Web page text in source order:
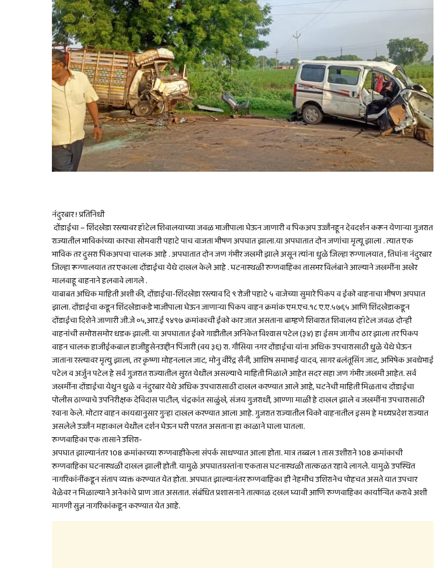
नंदुरबार ! प्रतिनिधी
दोंडाईचा – शिंदखेडा रस्त्यावर हॉटेल शिवालयाच्या जवळ भाजीपाला घेऊन जाणारी व पिकअप उज्जैनहून देवदर्शन करून येणाऱ्या गुजरात
राज्यातील भाविकांच्या कारचा सोमवारी पहाटे पाच वाजता भीषण अपघात झाला.या अपघातात दोन जणांचा मृत्यू झाला . त्यात एक
भाविक तर दुसरा पिकअपचा चालक आहे . अपघातात दोन जण गंभीर जखमी झाले असून त्यांना धुळे जिल्हा रुग्णालयात , तिघांना नंदुरबार
जिल्हा रूग्णालयात तर एकाला दोंडाईचा येथे दाखल केले आहे . घटनास्थळी रुग्णवाहिका तासभर विलंबाने आल्याने जखमींना अखेर
मालवाहू वाहनाने हलवावे लागले .
याबाबत अधिक माहिती अशी की, दोंडाईचा-शिंदखेडा रस्त्याव दि ९ रोजी पहाटे ५ वाजेच्या सुमारे पिकप व ईको वाहनाचा भीषण अपघात
झाला. दोंडाईचा कडून शिंदखेडाकडे भाजीपाला घेऊन जाणाऱ्या पिकप वाहन क्रमांक एम.एच.१८ ए.ए.५७६५ आणि शिंदखेडाकडून
दोंडाईचा दिशेने जाणारी जी.जे ०५,आर.ई ९४९७ क्रमांकाची ईको कार जात असताना बाम्हणे शिवारात शिवालय हॉटेल जवळ दोन्ही
वाहनांची समोरासमोर धडक झाली. या अपघातात ईको गाडीतील अनिकेत विश्वास पटेल (३४) हा ईसम जागीच ठार झाला तर पिकप
वाहन चालक हाजीईकबाल हाजीहुसेनउद्दीन पिंजारी (वय ३६) रा. गौसिया नगर दोंडाईचा यांना अधिक उपचारासाठी धुळे येथे घेऊन
जाताना रस्त्यावर मृत्यु झाला, तर कृष्णा मोहनलाल जाट, मोनु वीरेंद्र सैनी, आशिष समाभाई यादव, सागर बलंतूसिंग जाट, अभिषेक अवधेभाई
पटेल व अर्जुन पटेल हे सर्व गुजरात राज्यातील सुरत येथील असल्याचे माहिती मिळाले आहेत सदर सहा जण गंभीर जखमी आहेत. सर्व
जखमींना दोंडाईचा येथुन धुळे व नंदुरबार येथे अधिक उपचारासाठी दाखल करण्यात आले आहे, घटनेची माहिती मिळताच दोंडाईचा
पोलीस ठाण्याचे उपनिरीक्षक देविदास पाटील, चंद्रकांत साळुंखे, संजय गुजराथी, आण्णा माळी हे दाखल झाले व जखमींना उपचारासाठी
रवाना केले. मोटार वाहन कायद्यानुसार गुन्हा दाखल करण्यात आला आहे. गुजरात राज्यातील विको वाहनातील इसम हे मध्यप्रदेश राज्यात
असलेले उज्जैन महाकाल येथील दर्शन घेऊन घरी परतत असताना हा काळाने घाला घातला.
रुग्णवाहिका एक तासाने उशिरा-
अपघात झाल्यानंतर 108 क्रमांकाच्या रुग्णवाहीकेला संपर्क साधण्यात आला होता. मात्र तब्बल 1 तास उशीराने 108 क्रमांकाची
रुग्णवाहिका घटनास्थळी दाखल झाली होती. यामुळे अपघातग्रस्तांना एकतास घटनास्थळी तात्कळत रहावे लागले. यामुळे उपस्थित
नागरिकांनींकडून संताप व्यक्त करण्यात येत होता. अपघात झाल्यानंतर रुग्णवाहिका ही नेहमीच उशिरानेच पोहचत असते यात उपचार
वेळेवर न मिळाल्याने अनेकांचे प्राण जात असतात. संबंधित प्रशासनाने तात्काळ दखल घ्यावी आणि रुग्णवाहिका कार्यान्वित करावे अशी
मागणी सुज्ञ नागरिकांकडून करण्यात येत आहे.